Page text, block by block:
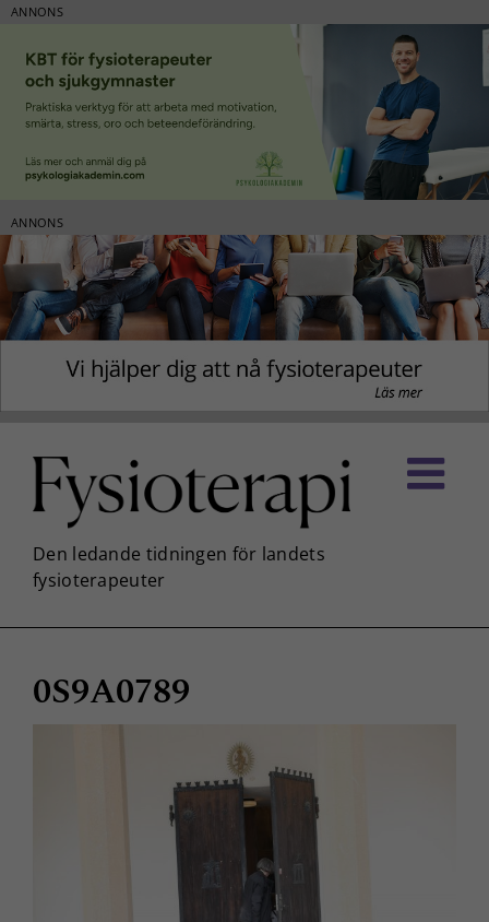
ANNONS
ANNONS
innehållet
0S9A0789